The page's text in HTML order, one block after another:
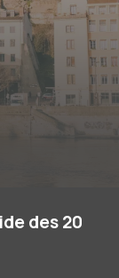
des 20